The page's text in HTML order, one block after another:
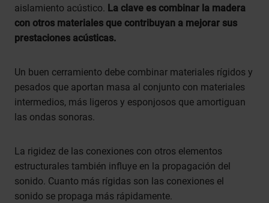
aislamiento acústico. La clave es combinar la madera
con otros materiales que contribuyan a mejorar sus
prestaciones acústicas.
Un buen cerramiento debe combinar materiales rígidos y
pesados que aportan masa al conjunto con materiales
intermedios, más ligeros y esponjosos que amortiguan
las ondas sonoras.
La rigidez de las conexiones con otros elementos
estructurales también influye en la propagación del
sonido. Cuanto más rígidas son las conexiones el
sonido se propaga más rápidamente.